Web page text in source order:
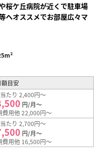
桜ケ丘病院が近くで駐車場
へオススメでお部屋広々マ
額目安
たり 2,400円～
円/月～
費用他 22,000円～
たり 2,700円～
円/月～
費用他 16,500円～